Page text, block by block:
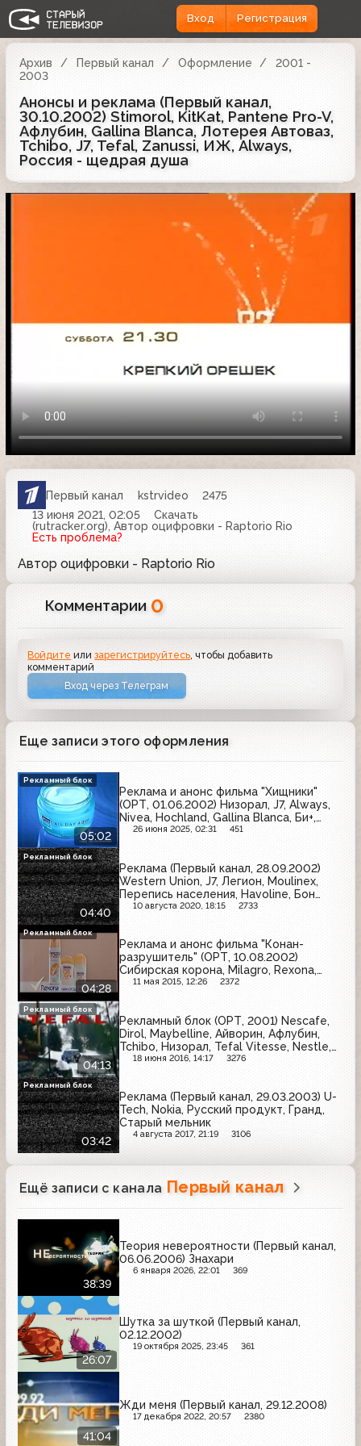
Вход Регистрация
Архив Первый канал Оформление
2001 -
2003
Анонсы и реклама (Первый канал,
30.10.2002) Stimorol, KitKat, Pantene Pro-V,
Афлубин, Gallina Blanca, Лотерея Автоваз,
Tchibo, J7, Tefal, Zanussi, ИЖ, Always,
Россия - щедрая душа
Первый канал kstrvideo
2475
13 июня 2021, 02:05
Скачать
(rutracker.org), Автор оцифровки - Raptorio Rio
Есть проблема?
Автор оцифровки - Raptorio Rio
Комментарии 0
Войдите илизарегистрируйтесь, чтобы добавить
комментарий
Вход через Телеграм
Еще записи этого оформления
05:02
Реклама и анонс фильма "Хищники"
(ОРТ, 01.06.2002) Низорал, J7, Always,
Nivea, Hochland, Gallina Blanca, Би+,
Blend-a-med, ГАЗ, Любимый сад, Efes
26 июня 2025, 02:31 451
Рекламный блок
04:40
Реклама (Первый канал, 28.09.2002)
Western Union, J7, Легион, Moulinex,
Перепись населения, Havoline, Бон
Пари, Чудо
10 августа 2020, 18:15 2733
Рекламный блок
04:28
Реклама и анонс фильма "Конан-
разрушитель" (ОРТ, 10.08.2002)
Сибирская корона, Milagro, Rexona,
Золотая Бочка, Ореол, McDonald's, Gee
11 мая 2015, 12:26 2372
Рекламный блок
04:13
Рекламный блок (ОРТ, 2001) Nescafe,
Dirol, Maybelline, Айворин, Афлубин,
Tchibo, Низорал, Tefal Vitesse, Nestle,
Pepsodent, Vitrum Calcium
18 июня 2016, 14:17 3276
Рекламный блок
03:42
Реклама (Первый канал, 29.03.2003) U-
Tech, Nokia, Русский продукт, Гранд,
Старый мельник
4 августа 2017, 21:19 3106
Рекламный блок
Ещё записи с канала Первый канал
38:39
Теория невероятности (Первый канал,
06.06.2006) Знахари
6 января 2026, 22:01 369
26:07
Шутка за шуткой (Первый канал,
02.12.2002)
19 октября 2025, 23:45 361
41:04
Жди меня (Первый канал, 29.12.2008)
17 декабря 2022, 20:57 2380